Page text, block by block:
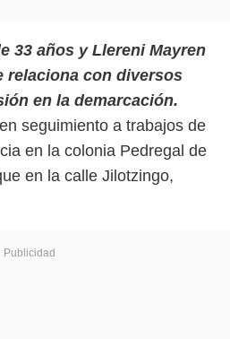
33 años y Llereni Mayren
relaciona con diversos
en la demarcación.
seguimiento a trabajos de
en la colonia Pedregal de
en la calle Jilotzingo,